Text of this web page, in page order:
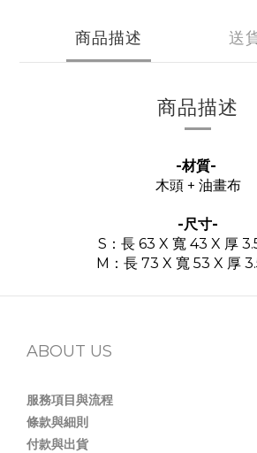
商品描述 送
商品描述
-材質-
木頭 + 油畫布
-尺寸-
S：長 63 X 寬 43 X 厚
M：長 73 X 寬 53 X 厚
ABOUT US
服務項目與流程
條款與細則
付款與出貨